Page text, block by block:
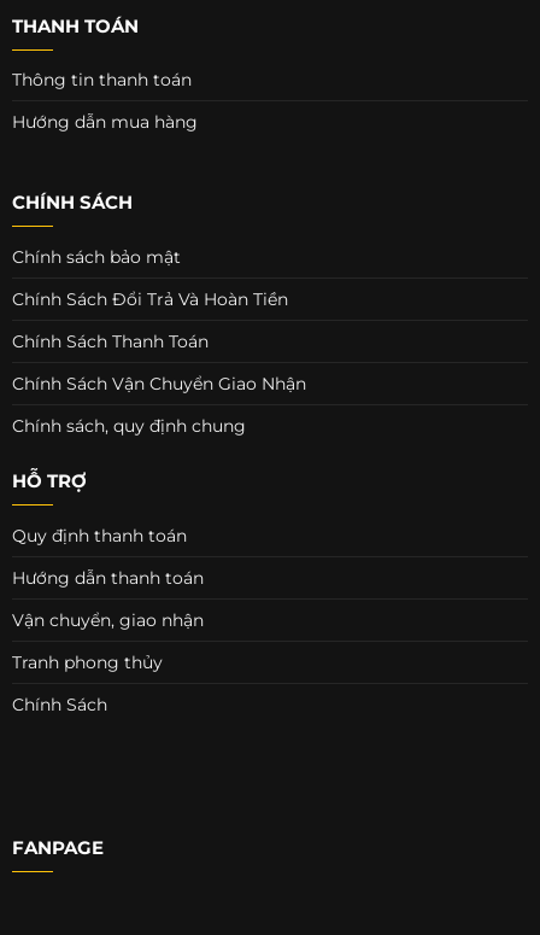
THANH TOÁN
Thông tin thanh toán
Hướng dẫn mua hàng
CHÍNH SÁCH
Chính sách bảo mật
Chính Sách Đổi Trả Và Hoàn Tiền
Chính Sách Thanh Toán
Chính Sách Vận Chuyển Giao Nhận
Chính sách, quy định chung
HỖ TRỢ
Quy định thanh toán
Hướng dẫn thanh toán
Vận chuyển, giao nhận
Tranh phong thủy
Chính Sách
FANPAGE